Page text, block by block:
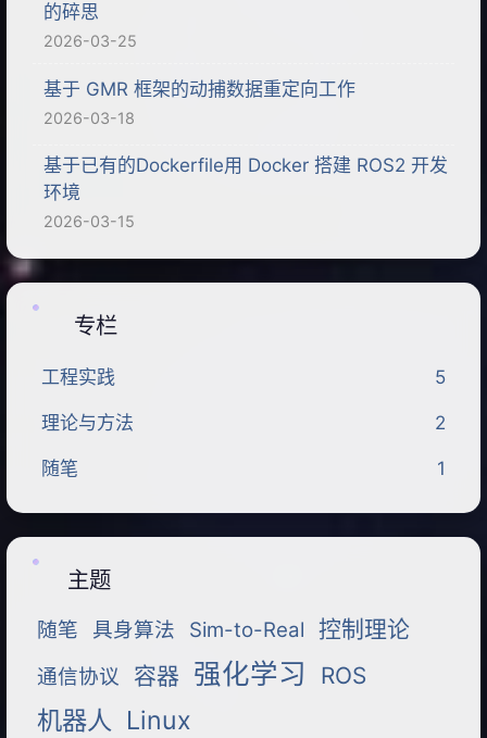
的碎思
2026-03-25
基于 GMR 框架的动捕数据重定向工作
2026-03-18
基于已有的Dockerfile用 Docker 搭建 ROS2 开发
环境
2026-03-15
专栏
工程实践 5
理论与方法 2
随笔 1
主题
随笔 具身算法 Sim-to-Real 控制理论
通信协议 容器 强化学习 ROS
机器人 Linux